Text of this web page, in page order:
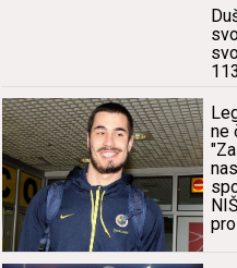
ne